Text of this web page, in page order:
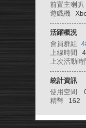
前置主喇叭
遊戲機
活躍概況
會員群組
上線時間
上次活動時
統計資訊
使用空間
精幣
162